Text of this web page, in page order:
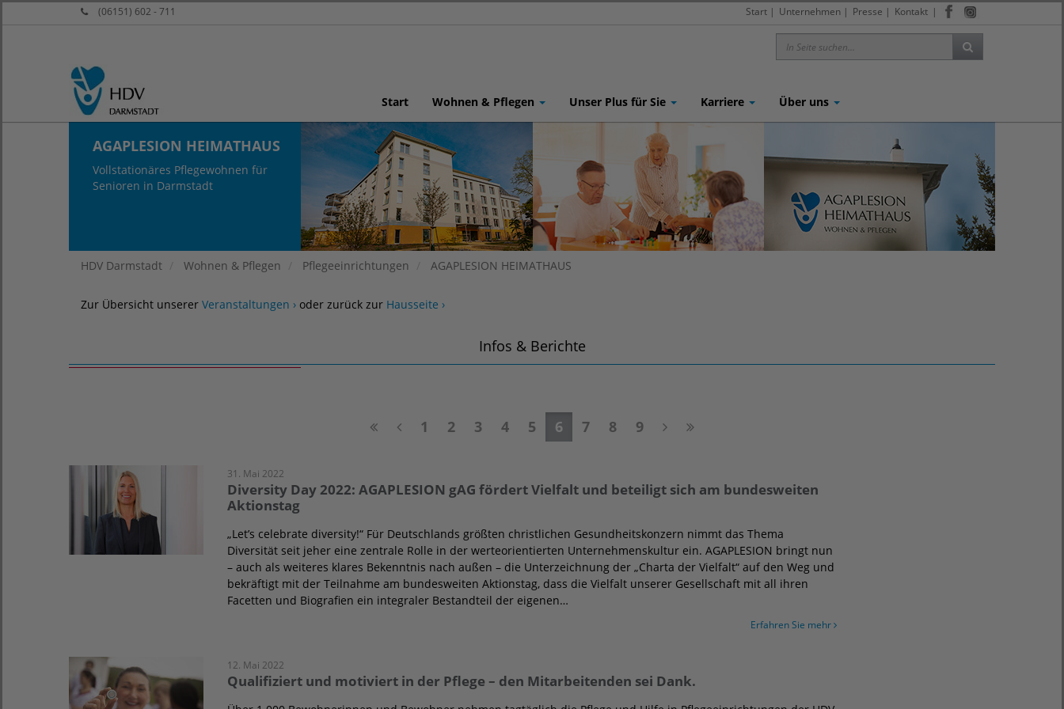
(06151) 602 - 711 |
Start | Unternehmen | Presse | Kontakt
Start Wohnen & Pflegen Unser Plus für Sie Karriere Über uns
AGAPLESION HEIMATHAUS
Vollstationäres Pflegewohnen für
Senioren in Darmstadt
HDV Darmstadt Wohnen & Pflegen Pflegeeinrichtungen AGAPLESION HEIMATHAUS
Zur Übersicht unserer Veranstaltungen › oder zurück zur Hausseite ›
Infos & Berichte
1 2 3 4 5 6 7 8 9
31. Mai 2022
Diversity Day 2022: AGAPLESION gAG fördert Vielfalt und beteiligt sich am bundesweiten
Aktionstag
„Let’s celebrate diversity!“ Für Deutschlands größten christlichen Gesundheitskonzern nimmt das Thema
Diversität seit jeher eine zentrale Rolle in der werteorientierten Unternehmenskultur ein. AGAPLESION bringt nun
– auch als weiteres klares Bekenntnis nach außen – die Unterzeichnung der „Charta der Vielfalt“ auf den Weg und
bekräftigt mit der Teilnahme am bundesweiten Aktionstag, dass die Vielfalt unserer Gesellschaft mit all ihren
Facetten und Biografien ein integraler Bestandteil der eigenen…
Erfahren Sie mehr
12. Mai 2022
Qualifiziert und motiviert in der Pflege – den Mitarbeitenden sei Dank.